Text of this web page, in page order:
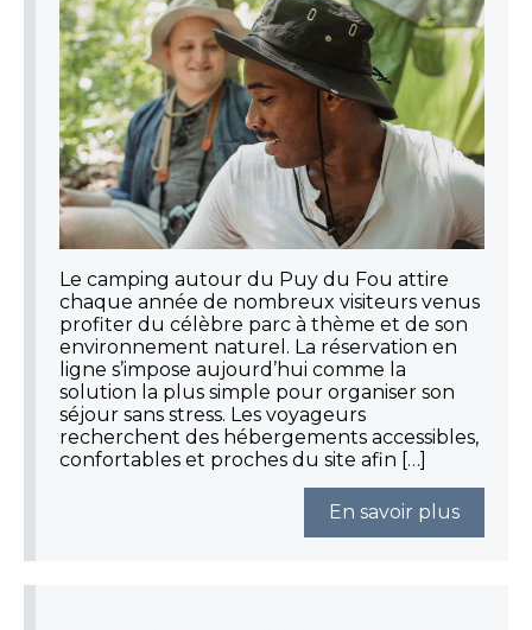
Le camping autour du Puy du Fou attire
chaque année de nombreux visiteurs venus
profiter du célèbre parc à thème et de son
environnement naturel. La réservation en
ligne s’impose aujourd’hui comme la
solution la plus simple pour organiser son
séjour sans stress. Les voyageurs
recherchent des hébergements accessibles,
confortables et proches du site afin […]
En savoir plus